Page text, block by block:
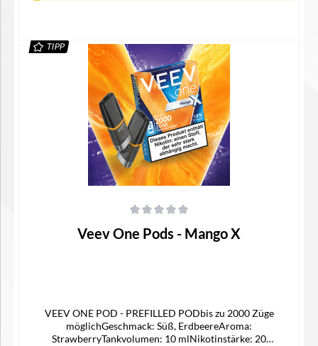
Details
TIPP
Veev One Pods - Mango X
VEEV ONE POD - PREFILLED PODbis zu 2000 Züge
möglichGeschmack: Süß, ErdbeereAroma:
StrawberryTankvolumen: 10 mlNikotinstärke: 20